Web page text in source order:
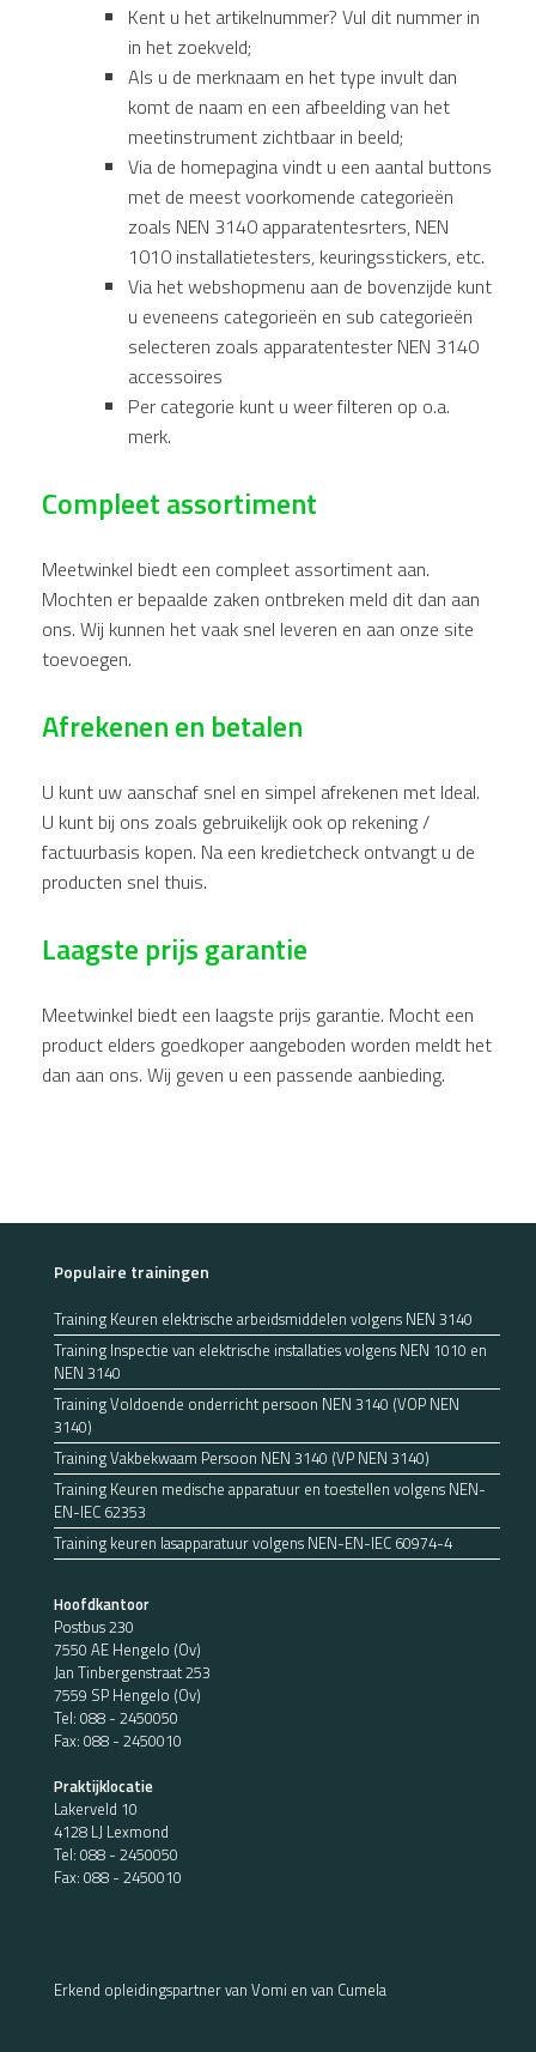
Kent u het artikelnummer? Vul dit nummer in
in het zoekveld;
Als u de merknaam en het type invult dan
komt de naam en een afbeelding van het
meetinstrument zichtbaar in beeld;
Via de homepagina vindt u een aantal buttons
met de meest voorkomende categorieën
zoals NEN 3140 apparatentesrters, NEN
1010 installatietesters, keuringsstickers, etc.
Via het webshopmenu aan de bovenzijde kunt
u eveneens categorieën en sub categorieën
selecteren zoals apparatentester NEN 3140
accessoires
Per categorie kunt u weer filteren op o.a.
merk.
Compleet assortiment
Meetwinkel biedt een compleet assortiment aan.
Mochten er bepaalde zaken ontbreken meld dit dan aan
ons. Wij kunnen het vaak snel leveren en aan onze site
toevoegen.
Afrekenen en betalen
U kunt uw aanschaf snel en simpel afrekenen met Ideal.
U kunt bij ons zoals gebruikelijk ook op rekening /
factuurbasis kopen. Na een kredietcheck ontvangt u de
producten snel thuis.
Laagste prijs garantie
Meetwinkel biedt een laagste prijs garantie. Mocht een
product elders goedkoper aangeboden worden meldt het
dan aan ons. Wij geven u een passende aanbieding.
Populaire trainingen
Training Keuren elektrische arbeidsmiddelen volgens NEN 3140
Training Inspectie van elektrische installaties volgens NEN 1010 en
NEN 3140
Training Voldoende onderricht persoon NEN 3140 (VOP NEN
3140)
Training Vakbekwaam Persoon NEN 3140 (VP NEN 3140)
Training Keuren medische apparatuur en toestellen volgens NEN-
EN-IEC 62353
Training keuren lasapparatuur volgens NEN-EN-IEC 60974-4
Hoofdkantoor
Postbus 230
7550 AE Hengelo (Ov)
Jan Tinbergenstraat 253
7559 SP Hengelo (Ov)
Tel: 088 - 2450050
Fax: 088 - 2450010
Praktijklocatie
Lakerveld 10
4128 LJ Lexmond
Tel: 088 - 2450050
Fax: 088 - 2450010
Erkend opleidingspartner van Vomi en van Cumela